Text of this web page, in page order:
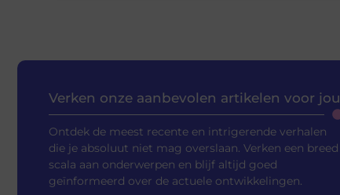
Verken onze aanbevolen artikelen voor jou
Ontdek de meest recente en intrigerende verhalen
die je absoluut niet mag overslaan. Verken een breed
scala aan onderwerpen en blijf altijd goed
geïnformeerd over de actuele ontwikkelingen.